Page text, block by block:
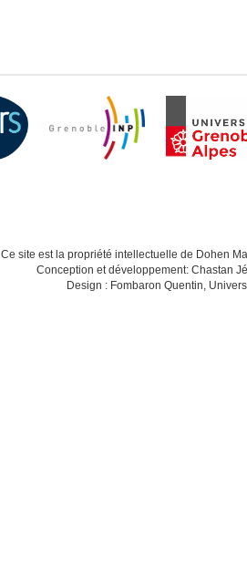
Ce site est la propriété intellectuelle de Dohen
Conception et développement: Chastan
Design : Fombaron Quentin,